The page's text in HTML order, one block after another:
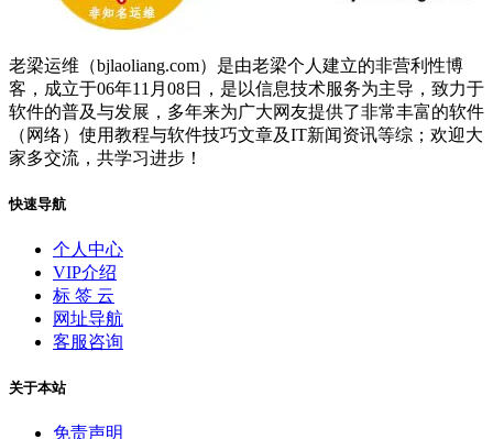
老梁运维（bjlaoliang.com）是由老梁个人建立的非营利性博
客，成立于06年11月08日，是以信息技术服务为主导，致力于
软件的普及与发展，多年来为广大网友提供了非常丰富的软件
（网络）使用教程与软件技巧文章及IT新闻资讯等综；欢迎大
家多交流，共学习进步！
快速导航
个人中心
VIP介绍
标 签 云
网址导航
客服咨询
关于本站
免责声明